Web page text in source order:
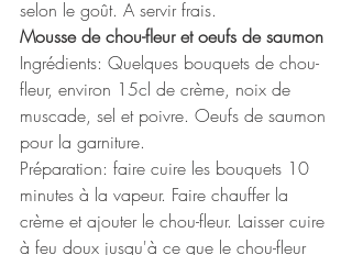
selon le goût. A servir frais.
Mousse de chou-fleur et oeufs de saumon
Ingrédients: Quelques bouquets de chou-
fleur, environ 15cl de crème, noix de
muscade, sel et poivre. Oeufs de saumon
pour la garniture.
Préparation: faire cuire les bouquets 10
minutes à la vapeur. Faire chauffer la
crème et ajouter le chou-fleur. Laisser cuire
à feu doux jusqu'à ce que le chou-fleur